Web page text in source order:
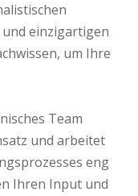
einzigartigen
um Ihre
Team
und arbeitet
eng
Ihren Input und